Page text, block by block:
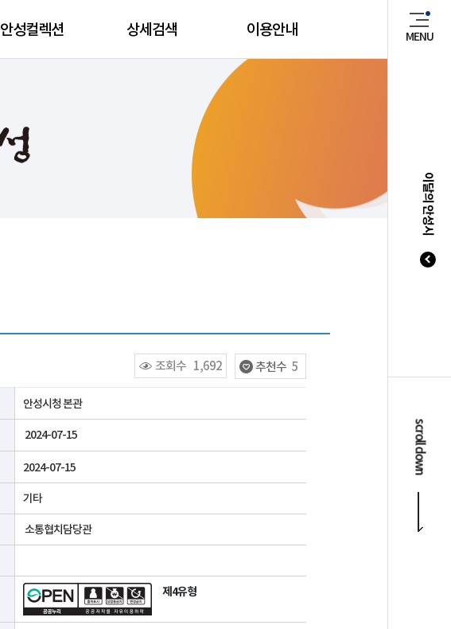
MENU
안성컬렉션 상세검색 이용안내
조회수 1,692 추천수 5
안성시청 본관
2024-07-15
2024-07-15
기타
소통협치담당관
제4유형
이달의 안성시
scroll down